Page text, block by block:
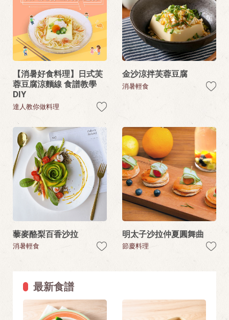
【消暑好食料理】日式芙
蓉豆腐涼麵線 食譜教學
DIY
達人教你做料理
金沙涼拌芙蓉豆腐
消暑輕食
藜麥酪梨百香沙拉
消暑輕食
明太子沙拉仲夏圓舞曲
節慶料理
最新食譜